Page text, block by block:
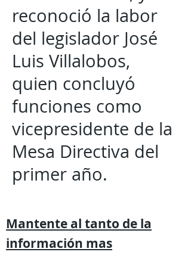
reconoció la labor
del legislador José
Luis Villalobos,
quien concluyó
funciones como
vicepresidente de la
Mesa Directiva del
primer año.
Mantente al tanto de la
información mas